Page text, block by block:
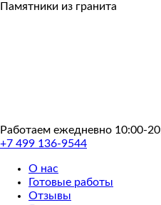
Пропустить
Памятники из гранита
Работаем ежедневно 10:00-
+7 499 136-9544
О нас
Готовые работы
Отзывы